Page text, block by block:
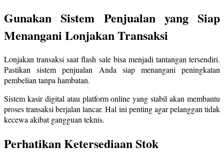
Gunakan Sistem Penjualan yang Siap
Menangani Lonjakan Transaksi
Lonjakan transaksi saat flash sale bisa menjadi tantangan tersendiri.
Pastikan sistem penjualan Anda siap menangani peningkatan
pembelian tanpa hambatan.
Sistem kasir digital atau platform online yang stabil akan membantu
proses transaksi berjalan lancar. Hal ini penting agar pelanggan tidak
kecewa akibat gangguan teknis.
Perhatikan Ketersediaan Stok